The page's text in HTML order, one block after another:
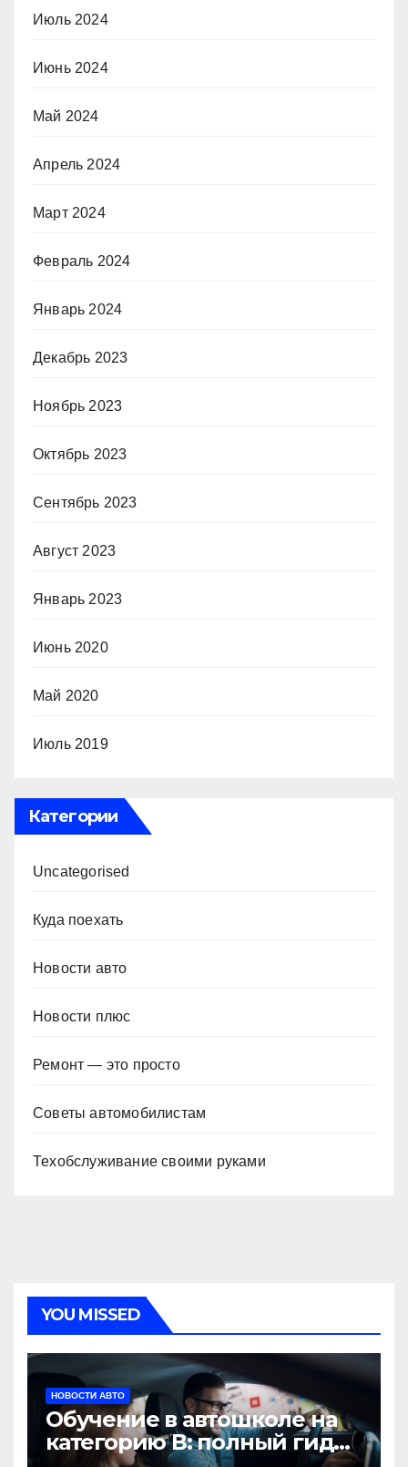
Июль 2024
Июнь 2024
Май 2024
Апрель 2024
Март 2024
Февраль 2024
Январь 2024
Декабрь 2023
Ноябрь 2023
Октябрь 2023
Сентябрь 2023
Август 2023
Январь 2023
Июнь 2020
Май 2020
Июль 2019
Категории
Uncategorised
Куда поехать
Новости авто
Новости плюс
Ремонт — это просто
Советы автомобилистам
Техобслуживание своими руками
YOU MISSED
НОВОСТИ АВТО
Обучение в автошколе на
категорию В: полный гид